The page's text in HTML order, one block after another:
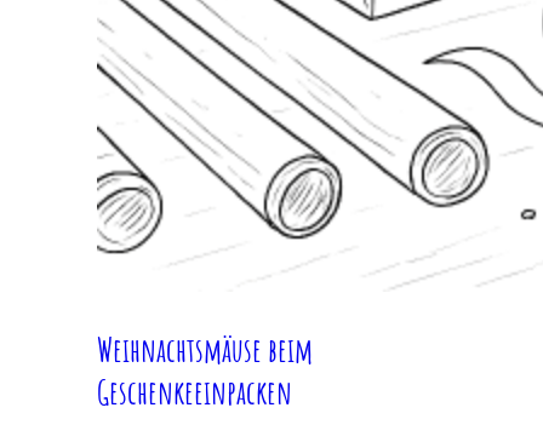
Weihnachtsmäuse beim
Geschenkeeinpacken